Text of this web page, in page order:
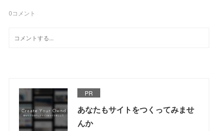
0コメント
PR
あなたもサイトをつくってみませ
んか